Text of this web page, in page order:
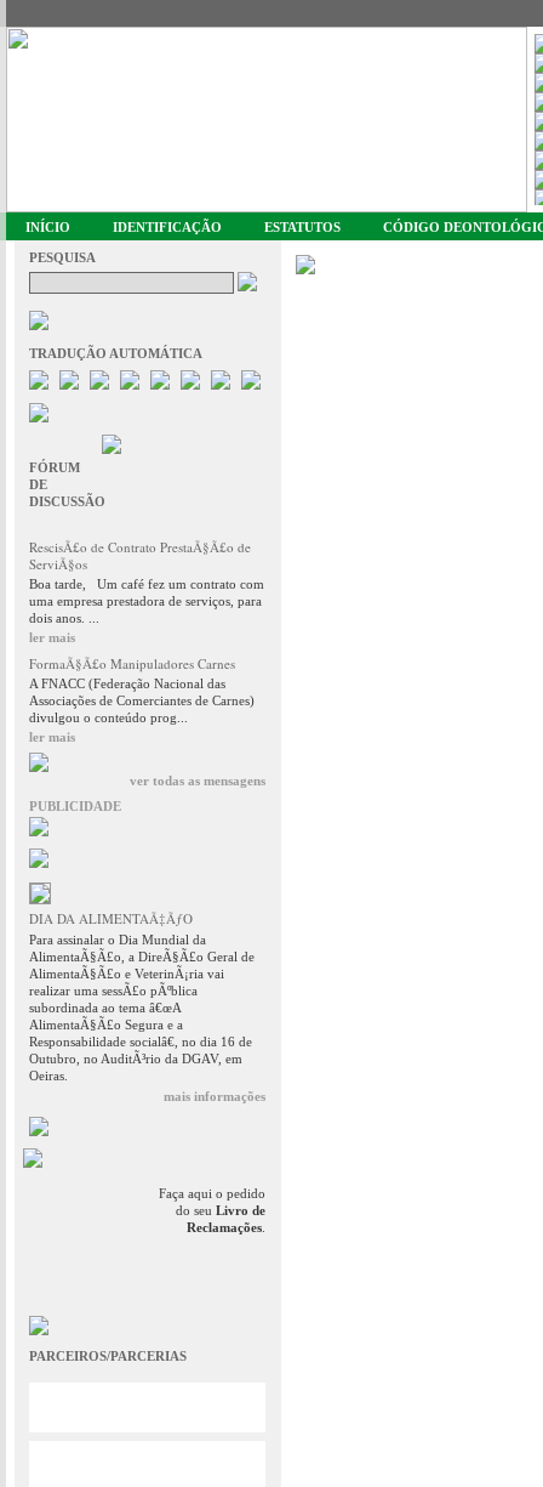
INÍCIO IDENTIFICAÇÃO ESTATUTOS CÓDIGO
PESQUISA
TRADUÇÃO AUTOMÁTICA
FÓRUM
DE
DISCUSSÃO
RescisÃ£o de Contrato PrestaÃ§Ã£o de
ServiÃ§os
Boa tarde, Um café fez um contrato com
uma empresa prestadora de serviços, para
dois anos. ...
ler mais
FormaÃ§Ã£o Manipuladores Carnes
A FNACC (Federação Nacional das
Associações de Comerciantes de Carnes)
divulgou o conteúdo prog...
ler mais
ver todas as mensagens
PUBLICIDADE
DIA DA ALIMENTAÃ‡ÃƒO
Para assinalar o Dia Mundial da
AlimentaÃ§Ã£o, a DireÃ§Ã£o Geral de
AlimentaÃ§Ã£o e VeterinÃ¡ria vai
realizar uma sessÃ£o pÃºblica
subordinada ao tema â€œA
AlimentaÃ§Ã£o Segura e a
Responsabilidade socialâ€, no dia 16 de
Outubro, no AuditÃ³rio da DGAV, em
Oeiras.
mais informações
Faça aqui o pedido
do seu Livro de
Reclamações
PARCEIROS/PARCERIAS